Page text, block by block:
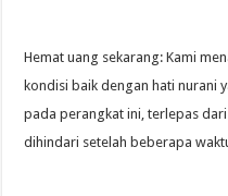
Hemat uang sekarang: Kami
kondisi baik dengan hati nurani
pada perangkat ini, terlepas
dihindari setelah beberapa